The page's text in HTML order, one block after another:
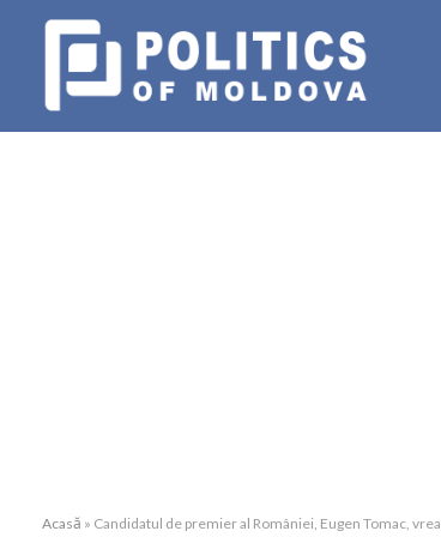
Acasă » Candidatul de premier al României, Eugen Tomac,